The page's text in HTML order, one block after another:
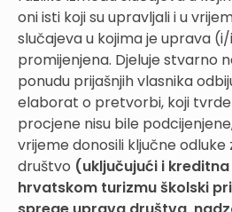
oni isti koji su upravljali i u
slučajeva u kojima je uprava
promijenjena. Djeluje stvarno
ponudu prijašnjih vlasnika
elaborat o pretvorbi, koji tvrde
procjene nisu bile
vrijeme donosili ključne
društvo (uključujući i
hrvatskom turizmu školski